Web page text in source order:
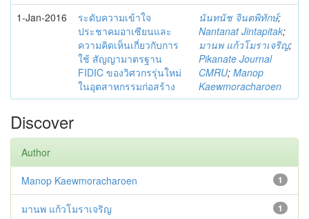
1-Jan-2016
ระดับความเข้าใจ
ประชาคมอาเซียนและ
ความคิดเห็นเกี่ยวกับการ
ใช้ สัญญามาตรฐาน
FIDIC ของวิศวกรรุ่นใหม่
ในอุตสาหกรรมก่อสร้าง
นันทนัช จินตพิทักษ์;
Nantanat Jintapitak;
มานพ แก้วโมราเจริญ;
Pikanate Journal
CMRU; Manop
Kaewmoracharoen
Discover
Author
1
Manop Kaewmoracharoen
1
มานพ แก้วโมราเจริญ